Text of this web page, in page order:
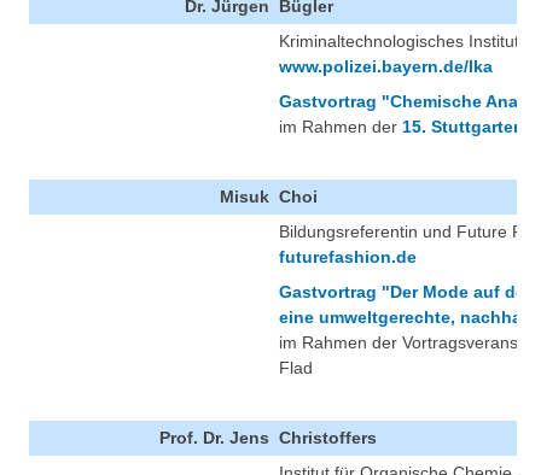
Dr. Jürgen
Bügler
Kriminaltechnologisches Institut
www.polizei.bayern.de/lka
Gastvortrag "Chemische
im Rahmen der 15. Stuttgarter
Misuk Choi
Bildungsreferentin und Future
futurefashion.de
Gastvortrag "Der Mode auf der
eine umweltgerechte,
im Rahmen der
Flad
Prof. Dr. Jens Christoffers